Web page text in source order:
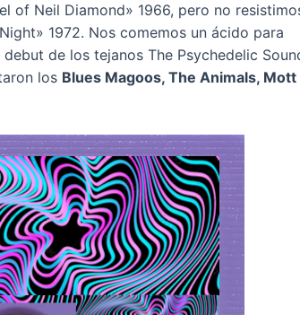
of Neil Diamond» 1966, pero no
1972. Nos comemos un ácido para
de los tejanos The Psychedelic
los Blues Magoos, The Animals, Mott